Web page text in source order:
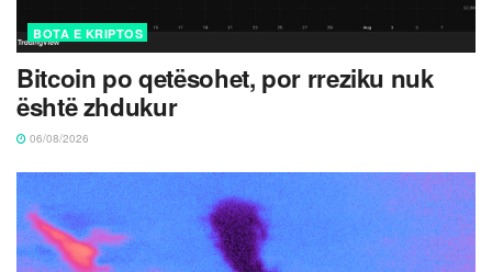
BOTA E KRIPTOS
Bitcoin po qetësohet, por rreziku nuk
është zhdukur
06/08/2026